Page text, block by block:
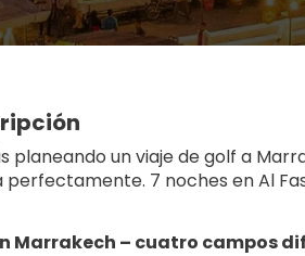
planeando un viaje de golf a
perfectamente. 7 noches en Al
Marrakech – cuatro campos